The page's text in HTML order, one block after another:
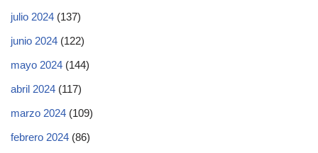
julio 2024 (137)
junio 2024 (122)
mayo 2024 (144)
abril 2024 (117)
marzo 2024 (109)
febrero 2024 (86)